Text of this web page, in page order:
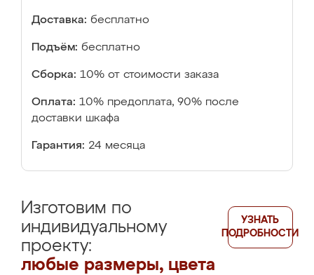
Доставка: бесплатно
Подъём: бесплатно
Сборка: 10% от стоимости заказа
Оплата: 10% предоплата, 90% после
доставки шкафа
Гарантия: 24 месяца
Изготовим по
индивидуальному
проекту:
любые размеры, цвета
УЗНАТЬ
ПОДРОБНОСТИ